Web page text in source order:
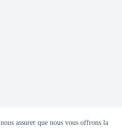
assurer que nous vous offrons la